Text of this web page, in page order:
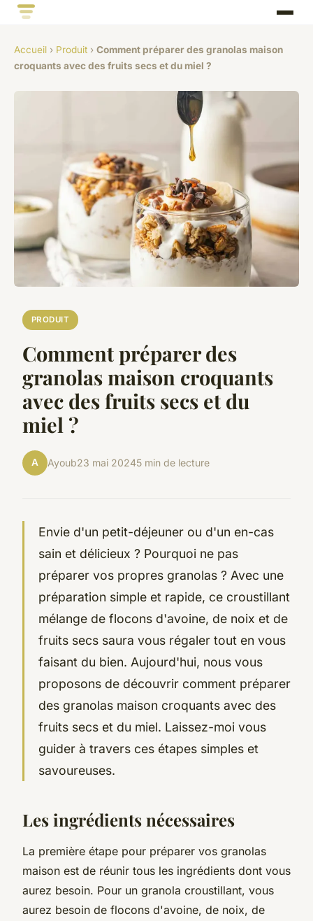
Accueil › Produit › Comment préparer des granolas maison
croquants avec des fruits secs et du miel ?
PRODUIT
Comment préparer des
granolas maison croquants
avec des fruits secs et du
miel ?
A Ayoub23 mai 20245 min de lecture
Envie d'un petit-déjeuner ou d'un en-cas
sain et délicieux ? Pourquoi ne pas
préparer vos propres granolas ? Avec une
préparation simple et rapide, ce croustillant
mélange de flocons d'avoine, de noix et de
fruits secs saura vous régaler tout en vous
faisant du bien. Aujourd'hui, nous vous
proposons de découvrir comment préparer
des granolas maison croquants avec des
fruits secs et du miel. Laissez-moi vous
guider à travers ces étapes simples et
savoureuses.
Les ingrédients nécessaires
La première étape pour préparer vos granolas
maison est de réunir tous les ingrédients dont vous
aurez besoin. Pour un granola croustillant, vous
aurez besoin de flocons d'avoine, de noix, de